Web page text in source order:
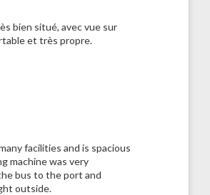
bien situé, avec vue sur
et très propre.
facilities and is spacious
machine was very
bus to the port and
outside.